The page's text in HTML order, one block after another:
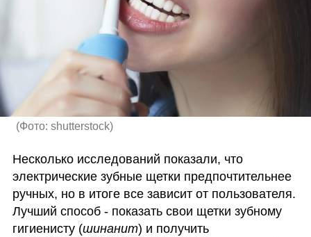
(Фото: shutterstock)
Несколько исследований показали, что
электрические зубные щетки предпочтительнее
ручных, но в итоге все зависит от пользователя.
Лучший способ - показать свои щетки зубному
гигиенисту (шинанит) и получить